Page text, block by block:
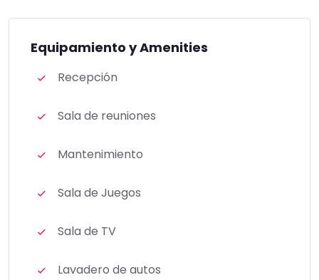
Equipamiento y Amenities
Recepción
Sala de reuniones
Mantenimiento
Sala de Juegos
Sala de TV
Lavadero de autos